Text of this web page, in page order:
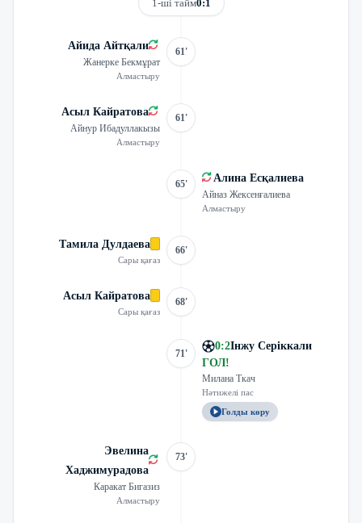
1-ші тайм0:1
Айида Айтқали
Жанерке Бекмұрат
Алмастыру
61'
Асыл Кайратова
Айнур Ибадуллакызы
Алмастыру
61'
65' Алина Есқалиева
Айназ Жексенғалиева
Алмастыру
Тамила Дулдаева
Сары қағаз
66'
Асыл Кайратова
Сары қағаз
68'
71'
0:2Інжу Серіккали
ГОЛ!
Милана Ткач
Нәтижелі пас
Голды көру
Эвелина
Хаджимурадова
Каракат Бигазиз
Алмастыру
73'